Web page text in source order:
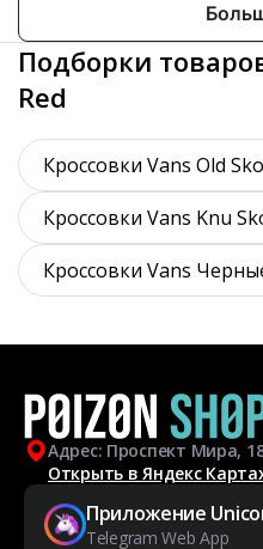
Подборки
Red
Кроссовки Vans Old
Кроссовки Vans Knu
Кроссовки Vans
Адрес: Проспект Мира,
Открыть в Яндекс
Приложение
Telegram Web App